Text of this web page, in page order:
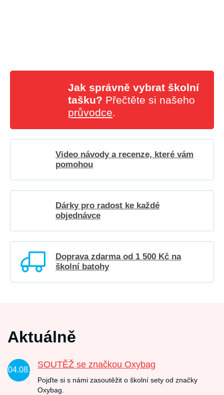
Jak správně vybrat školní
tašku? Přečtěte si našeho
průvodce.
Video návody a recenze, které vám
pomohou
Dárky pro radost ke každé
objednávce
Doprava zdarma od 1 500 Kč na
školní batohy
Aktuálně
04.08.
SOUTĚŽ se značkou Oxybag
Pojďte si s námi zasoutěžit o školní sety od značky
Oxybag.